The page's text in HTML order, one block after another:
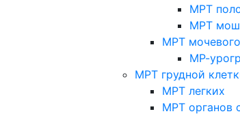
МРТ
МРТ
МРТ
МР-
МРТ грудной
МРТ легких
МРТ органов